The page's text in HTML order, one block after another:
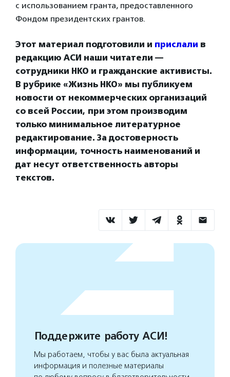
с использованием гранта, предоставленного
Фондом президентских грантов.
Этот материал подготовили и прислали в
редакцию АСИ наши читатели —
сотрудники НКО и гражданские активисты.
В рубрике «Жизнь НКО» мы публикуем
новости от некоммерческих организаций
со всей России, при этом производим
только минимальное литературное
редактирование. За достоверность
информации, точность наименований и
дат несут ответственность авторы
текстов.
Поддержите работу АСИ!
Мы работаем, чтобы у вас была актуальная
информация и полезные материалы